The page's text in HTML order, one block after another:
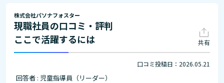
株式会社パソナフォスター
現職社員の口コミ・評判
ここで活躍するには
共有
口コミ投稿日：2026.05.21
回答者 : 児童指導員（リーダー）